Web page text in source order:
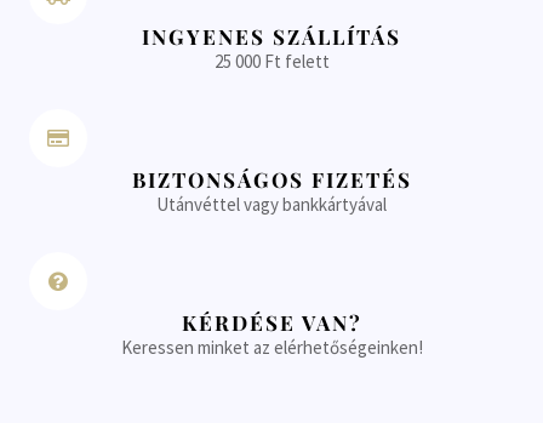
INGYENES SZÁLLÍTÁS
25 000 Ft felett
BIZTONSÁGOS FIZETÉS
Utánvéttel vagy bankkártyával
KÉRDÉSE VAN?
Keressen minket az elérhetőségeinken!